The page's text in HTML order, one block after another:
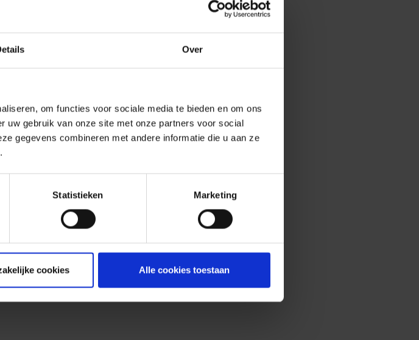
Over
om functies voor sociale media te bieden en om ons
uw gebruik van onze site met onze partners voor social
gegevens combineren met andere informatie die u aan ze
Statistieken Marketing
cookies Alle cookies toestaan